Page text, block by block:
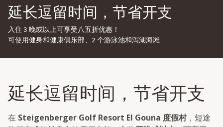
延长逗留时间，节省开支
入住 3 晚或以上可享受八五折优惠！
可使用健身和健康俱乐部、2 个游泳池和泻湖海滩
延长逗留时间，节省开支
在 Steigenberger Golf Resort El Gouna 度假村，短途